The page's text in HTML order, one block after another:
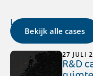
Laatste cases
Bekijk alle cases
27 JULI
R&D